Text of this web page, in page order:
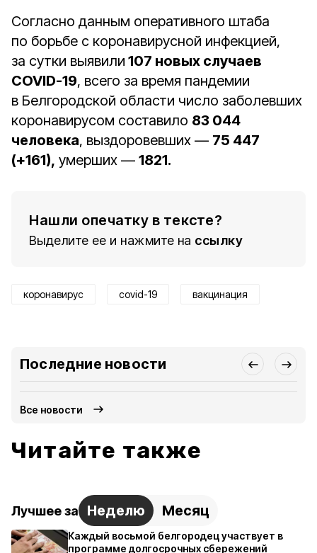
Согласно данным оперативного штаба
по борьбе с коронавирусной инфекцией,
за сутки выявили 107 новых случаев
COVID-19, всего за время пандемии
в Белгородской области число заболевших
коронавирусом составило 83 044
человека, выздоровевших — 75 447
(+161), умерших — 1821.
Нашли опечатку в тексте?
Выделите ее и нажмите на ссылку
коронавирус covid-19 вакцинация
Последние новости
Все новости
Читайте также
Лучшее за Неделю Месяц
Каждый восьмой белгородец участвует в
программе долгосрочных сбережений